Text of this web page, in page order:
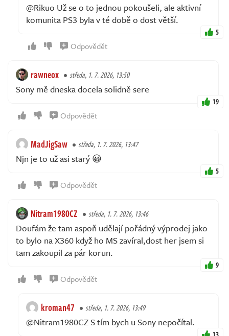
@Rikuo Už se o to jednou pokoušeli, ale aktivní
komunita PS3 byla v té době o dost větší.
5
Odpovědět
rawneox středa, 1. 7. 2026, 13:50
Sony mě dneska docela solidně sere
19
Odpovědět
MadJigSaw středa, 1. 7. 2026, 13:47
Njn je to už asi starý 😀
5
Odpovědět
Nitram1980CZ středa, 1. 7. 2026, 13:46
Doufám že tam aspoň udělají pořádný výprodej jako
to bylo na X360 když ho MS zavíral,dost her jsem si
tam zakoupil za pár korun.
9
Odpovědět
kroman47 středa, 1. 7. 2026, 13:49
@Nitram1980CZ S tím bych u Sony nepočítal.